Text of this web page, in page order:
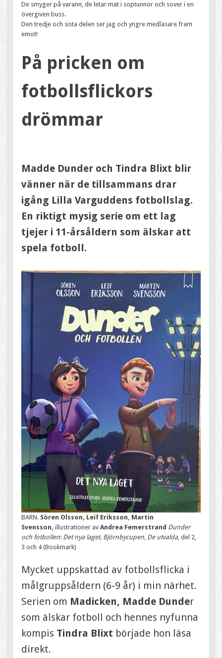
De smyger på varann, de letar mat i soptunnor och sover i en
övergiven buss.
Den tredje och sista delen ser jag och yngre medläsare fram
emot!
På pricken om
fotbollsflickors
drömmar
Madde Dunder och Tindra Blixt blir
vänner när de tillsammans drar
igång Lilla Varguddens fotbollslag.
En riktigt mysig serie om ett lag
tjejer i 11-årsåldern som älskar att
spela fotboll.
BARN. Sören Olsson, Leif Eriksson, Martin
Svensson, illustrationer avAndrea Femerstrand Dunder
och fotbollen: Det nya laget, Björnbycupen De utvalda , del 2,
3 och 4 (Bookmark)
Mycket uppskattad av fotbollsflicka i
målgruppsåldern (6-9 år) i min närhet.
Serien om Madicken, Madde Dunder
som älskar fotboll och hennes nyfunna
kompis Tindra Blixt började hon läsa
direkt.